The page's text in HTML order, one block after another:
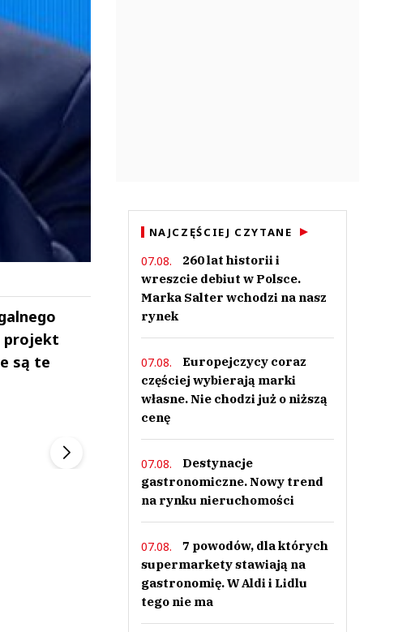
projekt
są te
▶
Szefem być Sezon 2
NAJCZĘŚCIEJ CZYTANE
07.08.
260 lat historii i
wreszcie debiut w Polsce.
Marka Salter wchodzi na nasz
rynek
07.08.
Europejczycy coraz
częściej wybierają marki
własne. Nie chodzi już o niższą
cenę
07.08.
Destynacje
gastronomiczne. Nowy trend
na rynku nieruchomości
07.08.
7 powodów, dla których
supermarkety stawiają na
gastronomię. W Aldi i Lidlu
tego nie ma